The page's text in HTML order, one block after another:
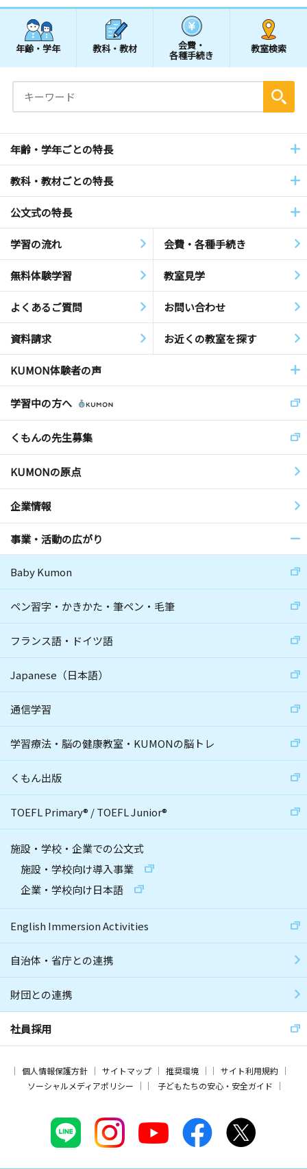
年齢・学年 教科・教材 会費・
各種手続き
教室検索
年齢・学年ごとの特長
教科・教材ごとの特長
公文式の特長
学習の流れ 会費・各種手続き
無料体験学習 教室見学
よくあるご質問 お問い合わせ
資料請求 お近くの教室を探す
KUMON体験者の声
学習中の方へ
くもんの先生募集
KUMONの原点
企業情報
事業・活動の広がり
Baby Kumon
ペン習字・かきかた・筆ペン・毛筆
フランス語・ドイツ語
Japanese（日本語）
通信学習
学習療法・脳の健康教室・KUMONの脳トレ
くもん出版
TOEFL Primary® /TOEFL Junior®
施設・学校・企業での公文式
施設・学校向け導入事業
企業・学校向け日本語
English Immersion Activities
自治体・省庁との連携
財団との連携
社員採用
個人情報保護方針 サイトマップ 推奨環境
サイト利用規約
ソーシャルメディアポリシー
子どもたちの安心・安全ガイド